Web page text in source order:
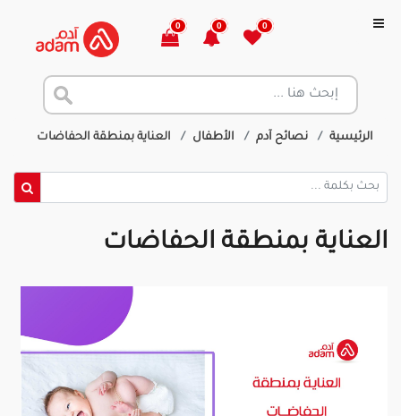
0
0
0
الرئيسية نصائح آدم الأطفال العناية بمنطقة الحفاضات
العناية بمنطقة الحفاضات